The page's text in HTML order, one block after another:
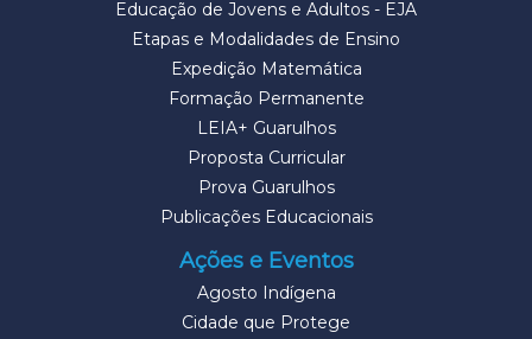
Educação de Jovens e Adultos - EJA
Etapas e Modalidades de Ensino
Expedição Matemática
Formação Permanente
LEIA+ Guarulhos
Proposta Curricular
Prova Guarulhos
Publicações Educacionais
Ações e Eventos
Agosto Indígena
Cidade que Protege